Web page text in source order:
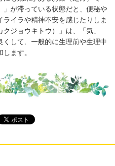
が滞っている状態だと、便秘や
イラや精神不安を感じたりしま
ジョウキトウ）」は、「気」
くして、一般的に生理前や生理中
ます。